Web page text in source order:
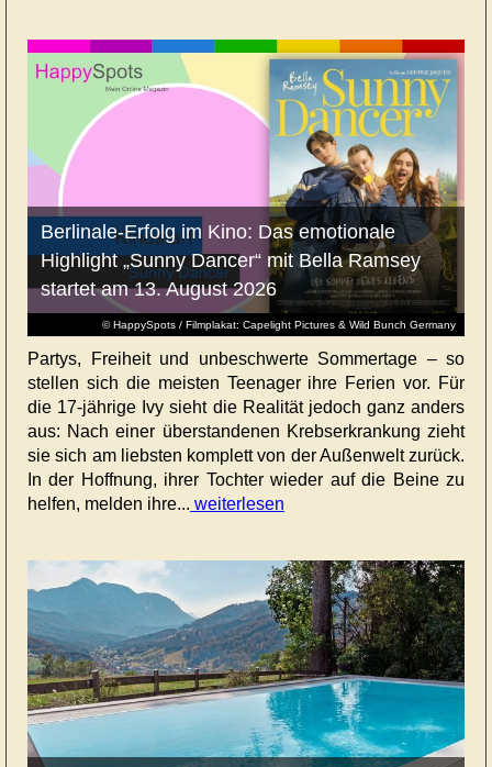
© HappySpots / Filmplakat: Capelight Pictures & Wild Bunch Germany
Berlinale-Erfolg im Kino: Das emotionale
Highlight „Sunny Dancer“ mit Bella Ramsey
startet am 13. August 2026
Partys, Freiheit und unbeschwerte Sommertage – so
stellen sich die meisten Teenager ihre Ferien vor. Für
die 17-jährige Ivy sieht die Realität jedoch ganz anders
aus: Nach einer überstandenen Krebserkrankung zieht
sie sich am liebsten komplett von der Außenwelt zurück.
In der Hoffnung, ihrer Tochter wieder auf die Beine zu
helfen, melden ihre... weiterlesen